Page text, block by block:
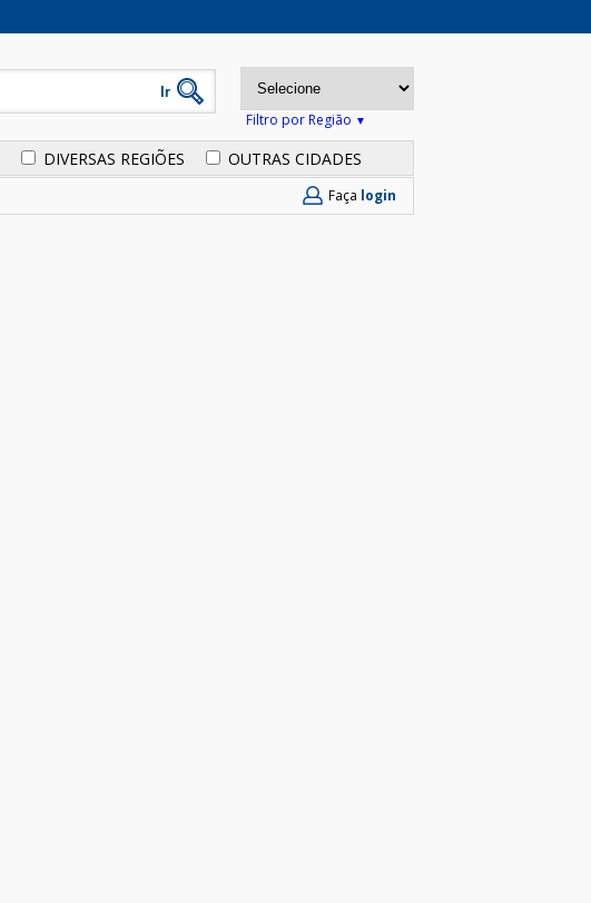
Filtro por Região
DIVERSAS REGIÕES OUTRAS CIDADES
Faça login